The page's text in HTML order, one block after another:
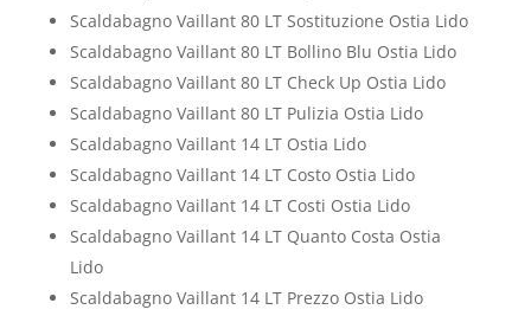
Scaldabagno Vaillant 80 LT Sostituzione Ostia Lido
Scaldabagno Vaillant 80 LT Bollino Blu Ostia Lido
Scaldabagno Vaillant 80 LT Check Up Ostia Lido
Scaldabagno Vaillant 80 LT Pulizia Ostia Lido
Scaldabagno Vaillant 14 LT Ostia Lido
Scaldabagno Vaillant 14 LT Costo Ostia Lido
Scaldabagno Vaillant 14 LT Costi Ostia Lido
Scaldabagno Vaillant 14 LT Quanto Costa Ostia
Lido
Scaldabagno Vaillant 14 LT Prezzo Ostia Lido